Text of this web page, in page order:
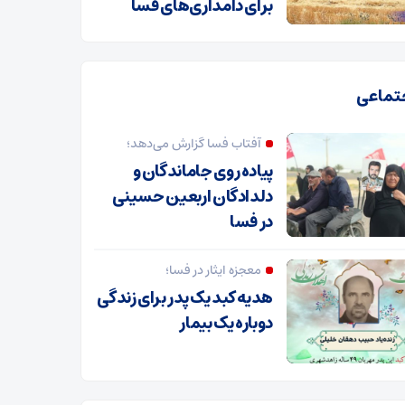
برای دامداری‌های فسا
آفتاب فسا گزارش می‌دهد؛
پیاده روی جاماندگان و
دلدادگان اربعین حسینی
در فسا
معجزه ایثار در فسا؛
هدیه کبد یک پدر برای زندگی
دوباره یک بیمار